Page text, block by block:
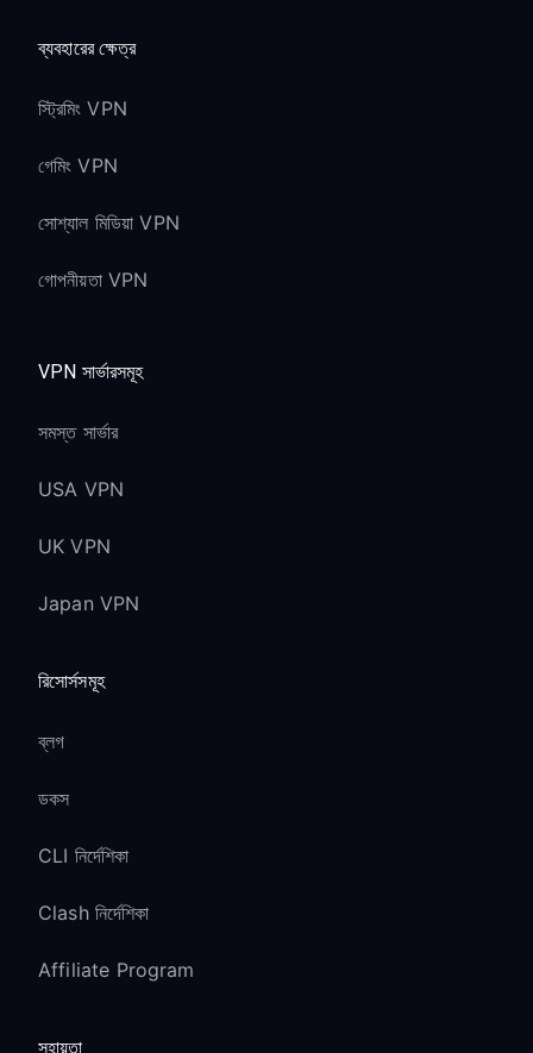
ব্যবহারের ক্ষেত্র
স্ট্রিমিং VPN
গেমিং VPN
সোশ্যাল মিডিয়া VPN
গোপনীয়তা VPN
VPN সার্ভারসমূহ
সমস্ত সার্ভার
USA VPN
UK VPN
Japan VPN
রিসোর্সসমূহ
ব্লগ
ডকস
CLI নির্দেশিকা
Clash নির্দেশিকা
Affiliate Program
সহায়তা